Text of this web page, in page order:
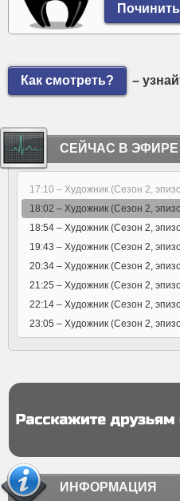
Как смотреть? –
СЕЙЧАС В ЭФИРЕ
17:10 – Художник (Сезон 2,
18:02 – Художник (Сезон 2,
18:54 – Художник (Сезон 2,
19:43 – Художник (Сезон 2,
20:34 – Художник (Сезон 2,
21:25 – Художник (Сезон 2,
22:14 – Художник (Сезон 2,
23:05 – Художник (Сезон 2,
ИНФОРМАЦИЯ